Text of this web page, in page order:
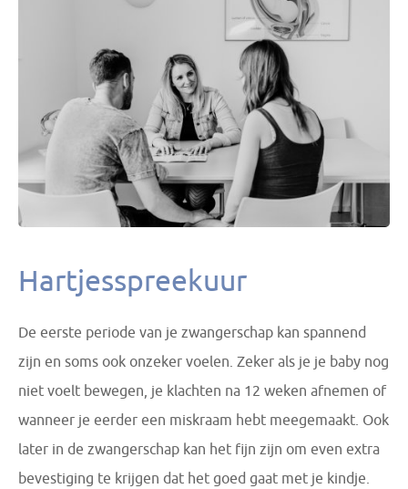
Hartjesspreekuur
De eerste periode van je zwangerschap kan spannend
zijn en soms ook onzeker voelen. Zeker als je je baby nog
niet voelt bewegen, je klachten na 12 weken afnemen of
wanneer je eerder een miskraam hebt meegemaakt. Ook
later in de zwangerschap kan het fijn zijn om even extra
bevestiging te krijgen dat het goed gaat met je kindje.